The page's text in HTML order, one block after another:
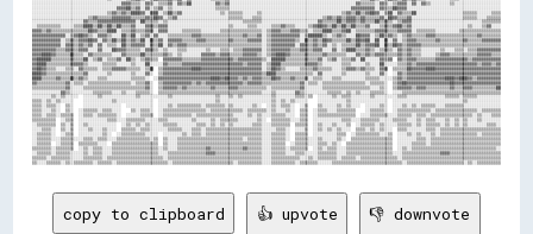
copy to clipboard 👍 upvote 👎 downvote